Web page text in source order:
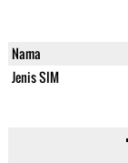
Nama
Jenis SIM